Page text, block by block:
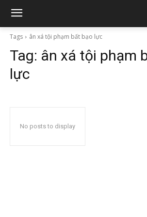
Tags ân xá tội phạm bất bạo lực
Tag: ân xá tội phạm
lực
No posts to display